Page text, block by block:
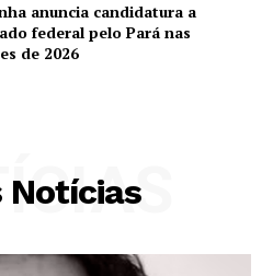
anuncia candidatura a
federal pelo Pará nas
de 2026
Notícias